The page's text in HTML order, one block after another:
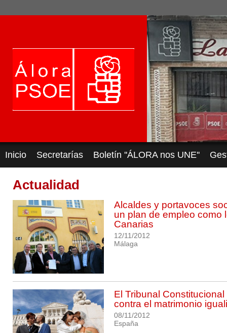
Inicio Secretarías Boletín ''ÁLORA nos UNE''
Actualidad
Alcaldes y portavoces
un plan de empleo como
Canarias
12/11/2012
Málaga
El Tribunal
contra el matrimonio
08/11/2012
España